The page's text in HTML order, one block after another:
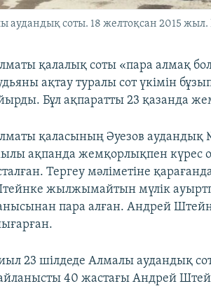
соты. 18 желтоқсан 2015 жыл.
қалалық соты «пара алмақ
ақтау туралы сот үкімін
Бұл ақпаратты 23 қазанда
қаласының Әуезов
ақпанда жемқорлықпен күрес
Тергеу мәліметіне
жылжымайтын мүлік
пара алған. Андрей
23 шілдеде Алмалы аудандық
40 жастағы Андрей